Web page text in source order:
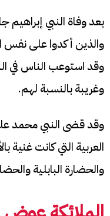
بعد وفاة النبي
والذين أكدوا على نفس
وقد استوعب الناس في
وغريبة بالنسبة لهم.
وقد قضى النبي محمد
العربية التي كانت غنية
والحضارة البابلية